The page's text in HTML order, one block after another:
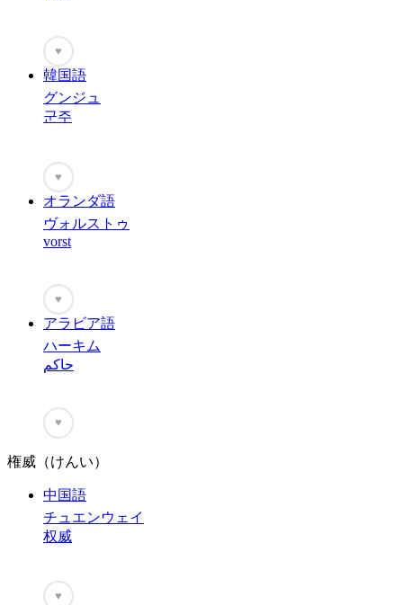
♥
韓国語
グンジュ
군주
♥
オランダ語
ヴォルストゥ
vorst
♥
アラビア語
ハーキム
حاكم
♥
権威（けんい）
中国語
チュエンウェイ
权威
♥